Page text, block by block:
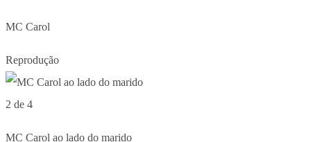
MC Carol
Reprodução
2 de 4
MC Carol ao lado do marido